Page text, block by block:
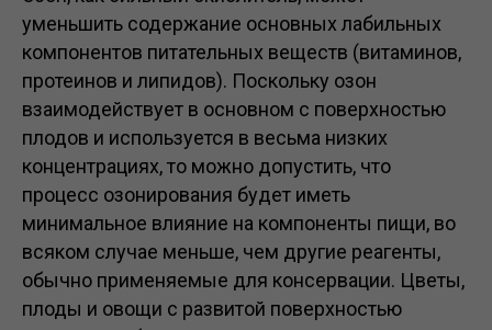
уменьшить содержание основных лабильных
компонентов питательных веществ (витаминов,
протеинов и липидов). Поскольку озон
взаимодействует в основном с поверхностью
плодов и используется в весьма низких
концентрациях, то можно допустить, что
процесс озонирования будет иметь
минимальное влияние на компоненты пищи, во
всяком случае меньше, чем другие реагенты,
обычно применяемые для консервации. Цветы,
плоды и овощи с развитой поверхностью